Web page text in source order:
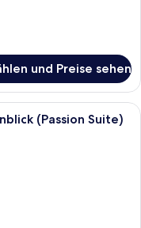
und Preise sehen
Schlafzimmer mit
(Passion Suite)